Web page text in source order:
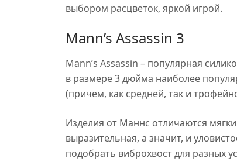
выбором расцветок, яркой игрой.
Mann’s Assassin 3
Mann’s Assassin – популярная
в размере 3 дюйма наиболее
(причем, как средней, так и
Изделия от Маннс отличаются
выразительная, а значит, и
подобрать виброхвост для разных